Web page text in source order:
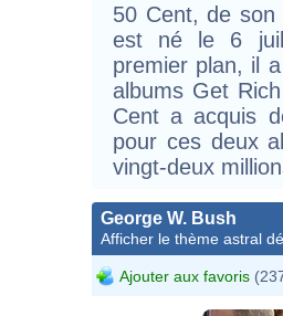
50 Cent, de
est né le 6
premier plan, il
albums Get
Cent a acquis
pour ces deux
vingt-deux
George W. Bush
Afficher le thème astral
Ajouter aux favoris